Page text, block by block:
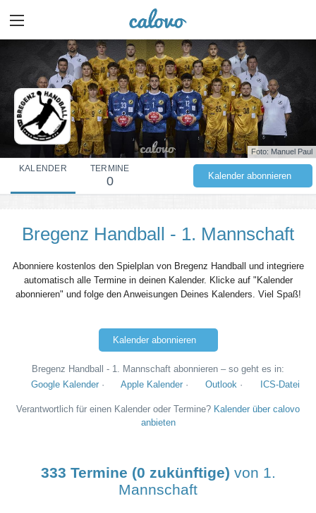
Foto: Manuel Paul
KALENDER TERMINE
0 Kalender abonnieren
Bregenz Handball - 1. Mannschaft
Abonniere kostenlos den Spielplan von Bregenz Handball und integriere
automatisch alle Termine in deinen Kalender. Klicke auf "Kalender
abonnieren" und folge den Anweisungen Deines Kalenders. Viel Spaß!
Kalender abonnieren
Bregenz Handball - 1. Mannschaft abonnieren – so geht es in:
Google Kalender· Apple Kalender · Outlook · ICS-Datei
Verantwortlich für einen Kalender oder Termine? Kalender über calovo
anbieten
333 Termine (0 zukünftige) von 1.
Mannschaft